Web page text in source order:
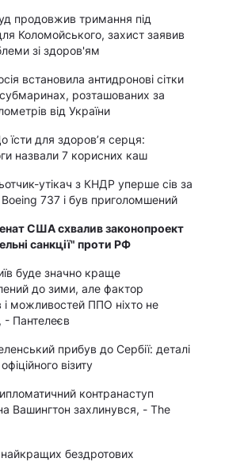
продовжив тримання під
Коломойського, захист заявив
зі здоров'ям
встановила антидронові сітки
субмаринах, розташованих за
від України
їсти для здоров’я серця:
назвали 7 корисних каш
утікач з КНДР уперше сів за
737 і був приголомшений
США схвалив законопроект
санкції" проти РФ
буде значно краще
до зими, але фактор
і можливостей ППО ніхто не
- Пантелеєв
прибув до Сербії: деталі
візиту
контранаступ
Вашингтон захлинувся, - The
бездротових